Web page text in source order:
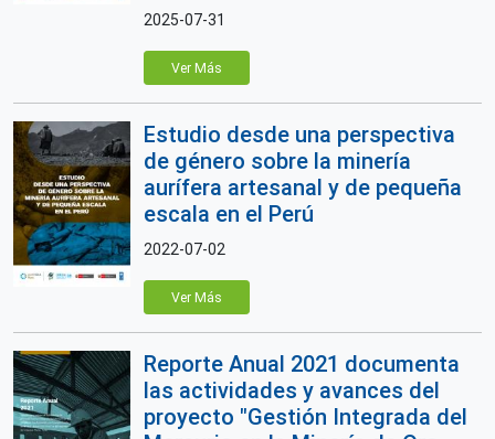
2025-07-31
Ver Más
Estudio desde una perspectiva
de género sobre la minería
aurífera artesanal y de pequeña
escala en el Perú
2022-07-02
Ver Más
Reporte Anual 2021 documenta
las actividades y avances del
proyecto "Gestión Integrada del